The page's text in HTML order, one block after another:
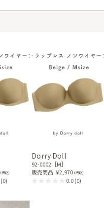
81-0078
(税込)
(0)
Dorry Doll
92-0002［M］
販売商品 ￥2,970 (税込)
0.0(0)